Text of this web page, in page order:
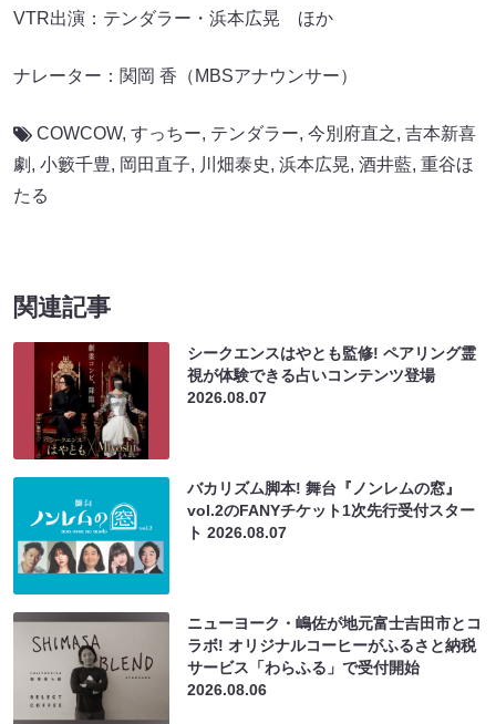
VTR出演：テンダラー・浜本広晃 ほか
ナレーター：関岡 香（MBSアナウンサー）
COWCOW, すっちー, テンダラー, 今別府直之, 吉本新喜
劇 , 小籔千豊, 岡田直子, 川畑泰史, 浜本広晃, 酒井藍, 重谷ほ
たる
関連記事
シークエンスはやとも監修! ペアリング霊
視が体験できる占いコンテンツ登場
2026.08.07
バカリズム脚本! 舞台『ノンレムの窓』
vol.2のFANYチケット1次先行受付スター
ト2026.08.07
ニューヨーク・嶋佐が地元富士吉田市とコ
ラボ! オリジナルコーヒーがふるさと納税
サービス「わらふる」で受付開始
2026.08.06